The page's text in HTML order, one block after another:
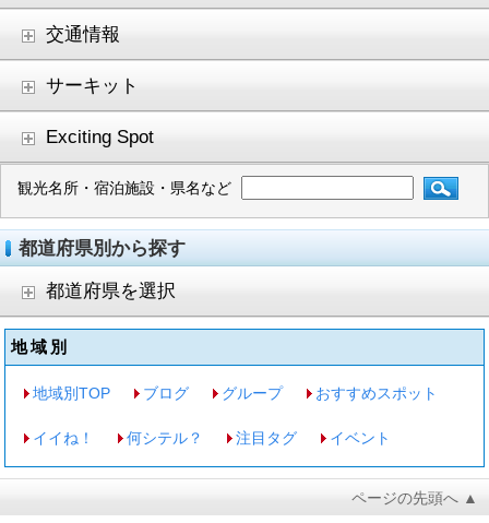
交通情報
サーキット
Exciting Spot
観光名所・宿泊施設・県名など
都道府県別から探す
都道府県を選択
地域別
地域別TOP ブログ グループ おすすめスポット
イイね！ 何シテル？ 注目タグ イベント
ページの先頭へ ▲